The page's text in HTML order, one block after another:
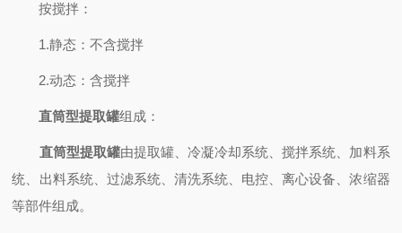
按搅拌：
1.静态：不含搅拌
2.动态：含搅拌
直筒型提取罐组成：
直筒型提取罐由提取罐、冷凝冷却系统、搅拌系统、加料系
统、出料系统、过滤系统、清洗系统、电控、离心设备、浓缩器
等部件组成。